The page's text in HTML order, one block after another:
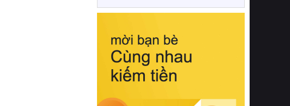
này, bạn sẽ cảm nhận rõ rệt sự khác
hồi chuẩn xác của phần đệm nâng đỡ
cột sống.
Bên cạnh đó, việc lựa chọn các dòng
sản phẩm đạt chuẩn chất lượng quốc
tế còn giúp ngăn ngừa tình trạng kích
khuẩn và nấm mốc trong điều kiện